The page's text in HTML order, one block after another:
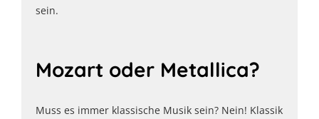
sein.
Mozart oder Metallica?
Muss es immer klassische Musik sein? Nein! Klassik